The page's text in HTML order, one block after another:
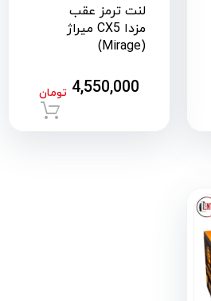
لنت ترمز عقب
مزدا CX5 میراژ
(Mirage)
4,550,000 تومان